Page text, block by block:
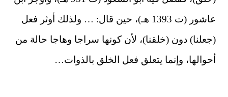
عاشور (ت 1393 هـ)، حين قال: … ولذلك أوثر فعل
(جعلنا) دون (خلقنا)، لأن كونها سراجا وهاجا حالة من
أحوالها، وإنما يتعلق فعل الخلق بالذوات…